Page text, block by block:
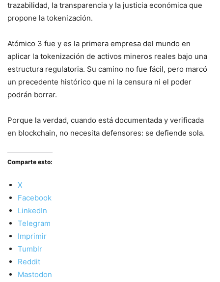
trazabilidad, la transparencia y la justicia económica que
propone la tokenización.
Atómico 3 fue y es la primera empresa del mundo en
aplicar la tokenización de activos mineros reales bajo una
estructura regulatoria. Su camino no fue fácil, pero marcó
un precedente histórico que ni la censura ni el poder
podrán borrar.
Porque la verdad, cuando está documentada y verificada
en blockchain, no necesita defensores: se defiende sola.
Comparte esto:
X
Facebook
LinkedIn
Telegram
Imprimir
Tumblr
Reddit
Mastodon